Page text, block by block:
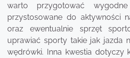
warto przygotować
przystosowane do aktywności
oraz ewentualnie sprzęt
uprawiać sporty takie jak jazda
wędrówki. Inna kwestia dotyczy